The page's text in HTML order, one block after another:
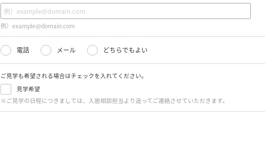
例）example@domain.com
電話 メール どちらでもよい
ご見学も希望される場合はチェックを入れてください。
見学希望
※ご見学の日程につきましては、入居相談担当より追ってご連絡させていただきます。